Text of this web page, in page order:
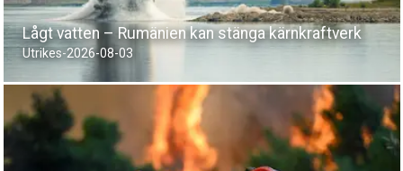
Lågt vatten – Rumänien kan stänga kärnkraftverk
Utrikes-2026-08-03